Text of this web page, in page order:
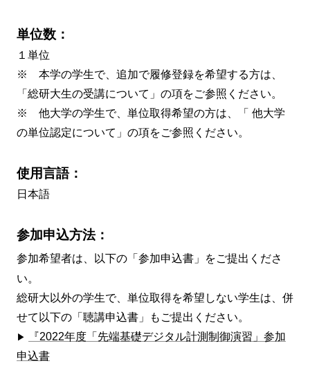
単位数：
１単位
※ 本学の学生で、追加で履修登録を希望する方は、
「総研大生の受講について」の項をご参照ください。
※ 他大学の学生で、単位取得希望の方は、「 他大学
の単位認定について」の項をご参照ください。
使用言語：
日本語
参加申込方法：
参加希望者は、以下の「参加申込書」をご提出くださ
い。
総研大以外の学生で、単位取得を希望しない学生は、併
せて以下の「聴講申込書」もご提出ください。
▶
『2022年度「先端基礎デジタル計測制御演習」参加
申込書